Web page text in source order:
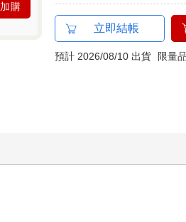
加購
立即結帳
預計 2026/08/10 出貨 限量